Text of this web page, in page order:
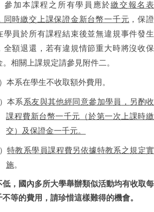
參加本課程之所有學員應於繳交報名表
同時繳交上課保證金新台幣一千元 ，保證
學員於所有課程結束後並無違規事件發生
全額退還，若有違規情節重大時將沒收保
。相關上課規定請參見附件二。
）本系在學生不收取額外費用。
本系系友與其他經同意參加學員 ， 另酌收
課程費新台幣一千元（於第一次上課時繳
交）及保證金一千元。
特教系學員課程費另依據特教系之規定實
施。
，國內多所大學舉辦類似活動均有收取每
等的費用，請珍惜這樣難得的機會。